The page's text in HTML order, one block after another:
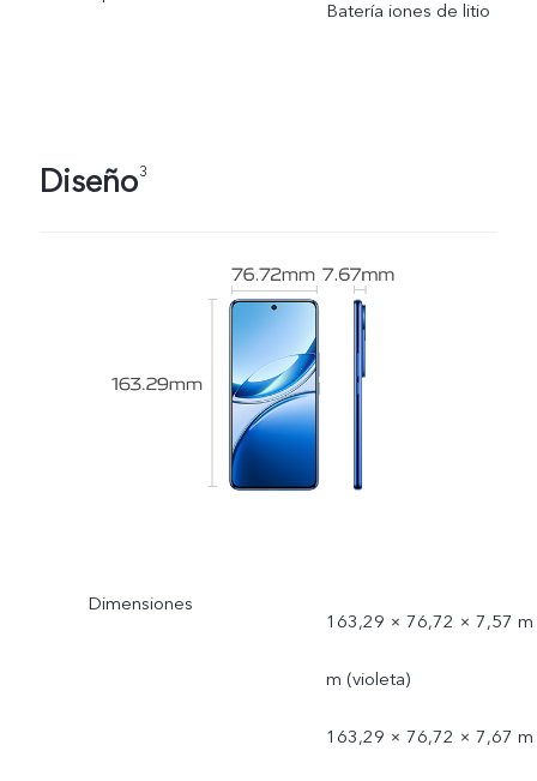
Batería iones de litio
Diseño3
Dimensiones
163,29 × 76,72 × 7,57 m
m (violeta)
163,29 × 76,72 × 7,67 m